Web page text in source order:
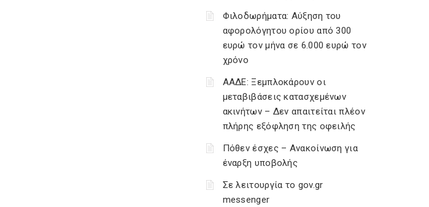
Φιλοδωρήματα: Αύξηση του
αφορολόγητου ορίου από 300
ευρώ τον μήνα σε 6.000 ευρώ τον
χρόνο
ΑΑΔΕ: Ξεμπλοκάρουν οι
μεταβιβάσεις κατασχεμένων
ακινήτων – Δεν απαιτείται πλέον
πλήρης εξόφληση της οφειλής
Πόθεν έσχες – Ανακοίνωση για
έναρξη υποβολής
Σε λειτουργία το gov.gr
messenger